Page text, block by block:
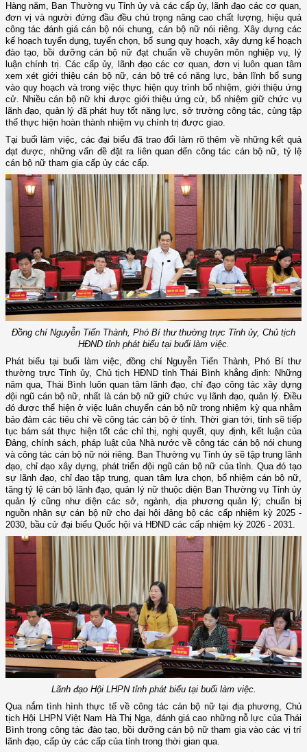
Hàng năm, Ban Thường vụ Tỉnh ủy và các cấp ủy, lãnh đạo các cơ quan,
đơn vị và người đứng đầu đều chú trọng nâng cao chất lượng, hiệu quả
công tác đánh giá cán bộ nói chung, cán bộ nữ nói riêng. Xây dựng các
kế hoạch tuyển dụng, tuyển chọn, bổ sung quy hoạch, xây dựng kế hoạch
đào tạo, bồi dưỡng cán bộ nữ đạt chuẩn về chuyên môn nghiệp vụ, lý
luận chính trị. Các cấp ủy, lãnh đạo các cơ quan, đơn vị luôn quan tâm
xem xét giới thiệu cán bộ nữ, cán bộ trẻ có năng lực, bản lĩnh bổ sung
vào quy hoạch và trong việc thực hiện quy trình bổ nhiệm, giới thiệu ứng
cử. Nhiều cán bộ nữ khi được giới thiệu ứng cử, bổ nhiệm giữ chức vụ
lãnh đạo, quản lý đã phát huy tốt năng lực, sở trường công tác, cùng tập
thể thực hiện hoàn thành nhiệm vụ chính trị được giao.
Tại buổi làm việc, các đại biểu đã trao đổi làm rõ thêm về những kết quả
đạt được, những vấn đề đặt ra liên quan đến công tác cán bộ nữ, tỷ lệ
cán bộ nữ tham gia cấp ủy các cấp.
Đồng chí Nguyễn Tiến Thành, Phó Bí thư thường trực Tỉnh ủy, Chủ tịch
HĐND tỉnh phát biểu tại buổi làm việc.
Phát biểu tại buổi làm việc, đồng chí Nguyễn Tiến Thành, Phó Bí thư
thường trực Tỉnh ủy, Chủ tịch HĐND tỉnh Thái Bình khẳng định: Những
năm qua, Thái Bình luôn quan tâm lãnh đạo, chỉ đạo công tác xây dựng
đội ngũ cán bộ nữ, nhất là cán bộ nữ giữ chức vụ lãnh đạo, quản lý. Điều
đó được thể hiện ở việc luân chuyển cán bộ nữ trong nhiệm kỳ qua nhằm
bảo đảm các tiêu chí về công tác cán bộ ở tỉnh. Thời gian tới, tỉnh sẽ tiếp
tục bám sát thực hiện tốt các chỉ thị, nghị quyết, quy định, kết luận của
Đảng, chính sách, pháp luật của Nhà nước về công tác cán bộ nói chung
và công tác cán bộ nữ nói riêng. Ban Thường vụ Tỉnh ủy sẽ tập trung lãnh
đạo, chỉ đạo xây dựng, phát triển đội ngũ cán bộ nữ của tỉnh. Qua đó tạo
sự lãnh đạo, chỉ đạo tập trung, quan tâm lựa chọn, bổ nhiệm cán bộ nữ,
tăng tỷ lệ cán bộ lãnh đạo, quản lý nữ thuộc diện Ban Thường vụ Tỉnh ủy
quản lý cũng như diện các sở, ngành, địa phương quản lý; chuẩn bị
nguồn nhân sự cán bộ nữ cho đại hội đảng bộ các cấp nhiệm kỳ 2025 -
2030, bầu cử đại biểu Quốc hội và HĐND các cấp nhiệm kỳ 2026 - 2031.
Lãnh đạo Hội LHPN tỉnh phát biểu tại buổi làm việc.
Qua nắm tình hình thực tế về công tác cán bộ nữ tại địa phương, Chủ
tịch Hội LHPN Việt Nam Hà Thị Nga, đánh giá cao những nỗ lực của Thái
Bình trong công tác đào tạo, bồi dưỡng cán bộ nữ tham gia vào các vị trí
lãnh đạo, cấp ủy các cấp của tỉnh trong thời gian qua.